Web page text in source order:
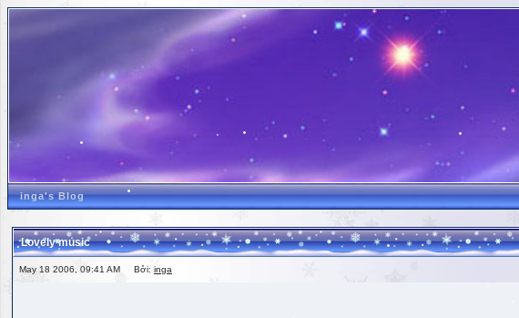
inga's Blog
Lovely music
May 18 2006, 09:41 AM Bởi: inga